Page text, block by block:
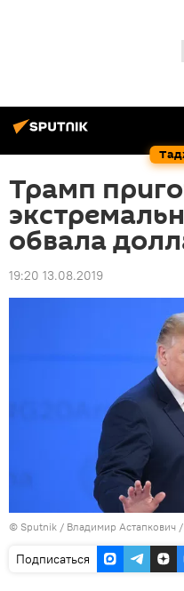
Трамп
обвала
19:20 13.08.2019
© Sputnik / Владимир Астапкович /
Подписаться